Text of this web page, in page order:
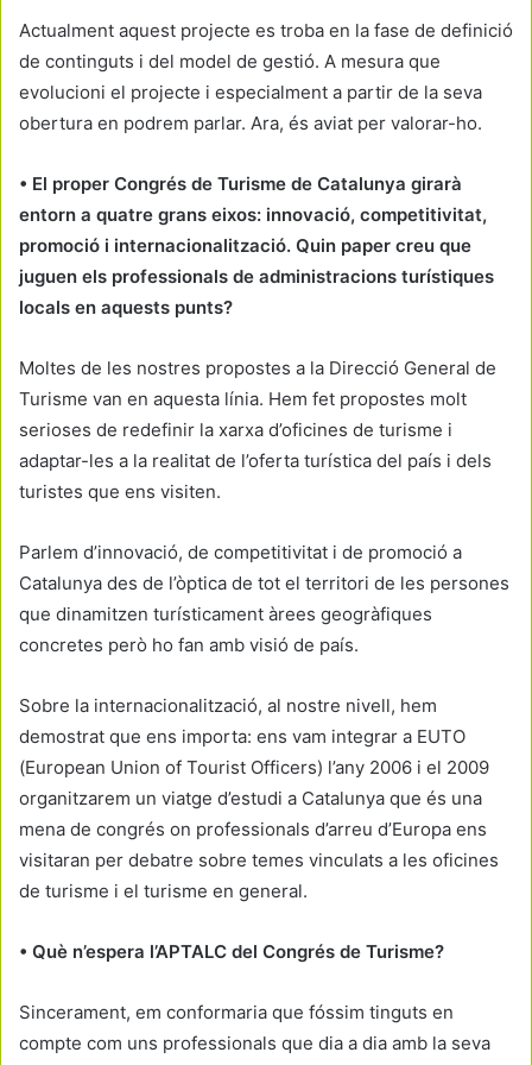
Actualment aquest projecte es troba en la fase de definició
de continguts i del model de gestió. A mesura que
evolucioni el projecte i especialment a partir de la seva
obertura en podrem parlar. Ara, és aviat per valorar-ho.
• El proper Congrés de Turisme de Catalunya girarà
entorn a quatre grans eixos: innovació, competitivitat,
promoció i internacionalització. Quin paper creu que
juguen els professionals de administracions turístiques
locals en aquests punts?
Moltes de les nostres propostes a la Direcció General de
Turisme van en aquesta línia. Hem fet propostes molt
serioses de redefinir la xarxa d’oficines de turisme i
adaptar-les a la realitat de l’oferta turística del país i dels
turistes que ens visiten.
Parlem d’innovació, de competitivitat i de promoció a
Catalunya des de l’òptica de tot el territori de les persones
que dinamitzen turísticament àrees geogràfiques
concretes però ho fan amb visió de país.
Sobre la internacionalització, al nostre nivell, hem
demostrat que ens importa: ens vam integrar a EUTO
(European Union of Tourist Officers) l’any 2006 i el 2009
organitzarem un viatge d’estudi a Catalunya que és una
mena de congrés on professionals d’arreu d’Europa ens
visitaran per debatre sobre temes vinculats a les oficines
de turisme i el turisme en general.
• Què n’espera l’APTALC del Congrés de Turisme?
Sincerament, em conformaria que fóssim tinguts en
compte com uns professionals que dia a dia amb la seva